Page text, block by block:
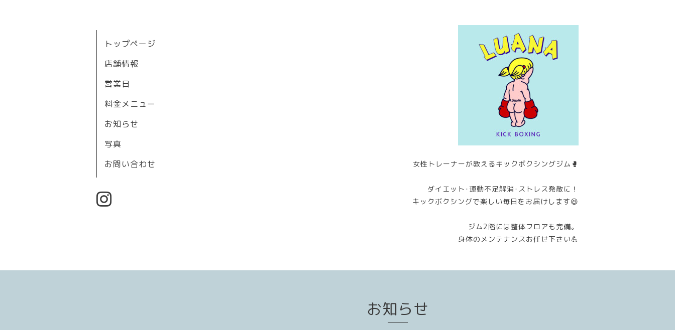
女性トレーナーが教えるキックボクシングジム🥊
ダイエット･運動不足解消･ストレス発散に！
キックボクシングで楽しい毎日をお届けします😆
ジム2階には整体フロアも完備。
身体のメンテナンスお任せ下さい💪
トップページ
店舗情報
営業日
料金メニュー
お知らせ
写真
お問い合わせ
お知らせ